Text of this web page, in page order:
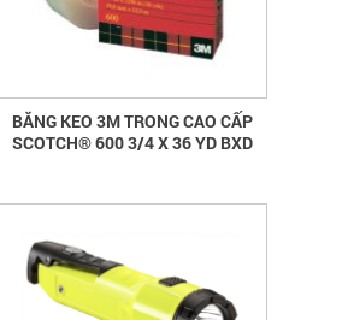
BĂNG KEO 3M TRONG CAO CẤP
SCOTCH® 600 3/4 X 36 YD BXD